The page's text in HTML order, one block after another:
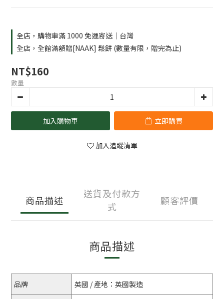
全店，購物車滿 1000 免運寄送｜台灣
全店，全館滿額贈[NAAK] 鬆餅 (數量有限，贈完為止)
NT$160
數量
加入購物車 立即購買
加入追蹤清單
商品描述
送貨及付款方
式
顧客評價
商品描述
品牌 英國 / 產地：英國製造